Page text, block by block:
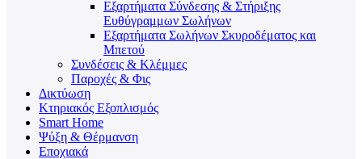
Εξαρτήματα Σύνδεσης & Στήριξης
Ευθύγραμμων Σωλήνων
Εξαρτήματα Σωλήνων Σκυροδέματος και
Μπετού
Συνδέσεις & Κλέμμες
Παροχές & Φις
Δικτύωση
Κτηριακός Εξοπλισμός
Smart Home
Ψύξη & Θέρμανση
Εποχιακά